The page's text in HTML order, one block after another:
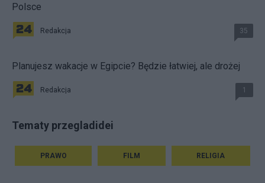
Polsce
Redakcja 35
Planujesz wakacje w Egipcie? Będzie łatwiej, ale drożej
Redakcja 1
Tematy przegladidei
PRAWO FILM RELIGIA